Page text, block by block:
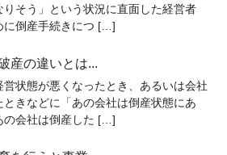
りそう」という状況に直面した経営者
に倒産手続きにつ […]
産の違いとは...
営状態が悪くなったとき、あるいは会社
ときなどに「あの会社は倒産状態にあ
の会社は倒産した […]